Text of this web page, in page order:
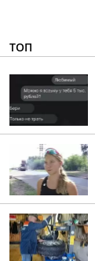
ТОП